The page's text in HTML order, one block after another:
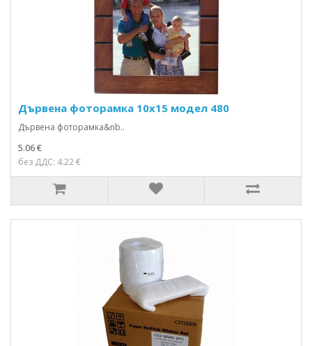
Дървена фоторамка 10х15 модел 480
Дървена фоторамка&nb..
5.06 €
без ДДС: 4.22 €